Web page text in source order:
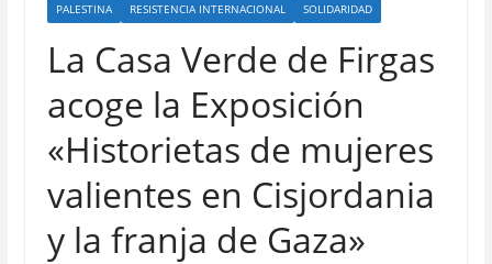
PALESTINA
RESISTENCIA INTERNACIONAL SOLIDARIDAD
La Casa Verde de Firgas
acoge la Exposición
«Historietas de mujeres
valientes en Cisjordania
y la franja de Gaza»